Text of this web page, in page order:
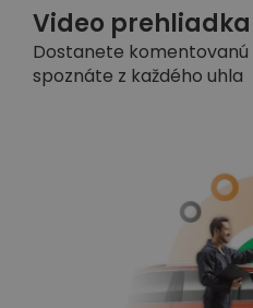
Video
Dostanete
spoznáte z každého uhla